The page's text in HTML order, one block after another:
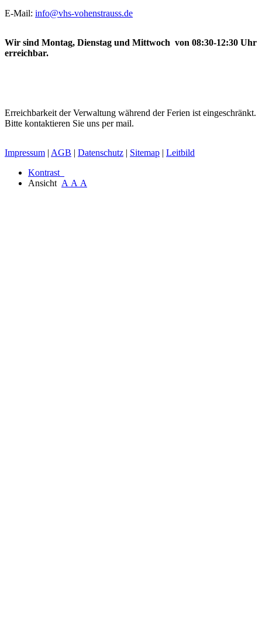
E-Mail: info@vhs-vohenstrauss.de
Wir sind Montag, Dienstag und Mittwoch von 08:30-12:30 Uhr
erreichbar.
Erreichbarkeit der Verwaltung während der Ferien ist eingeschränkt.
Bitte kontaktieren Sie uns per mail.
Impressum | AGB | Datenschutz | Sitemap | Leitbild
Kontrast
Ansicht A A A